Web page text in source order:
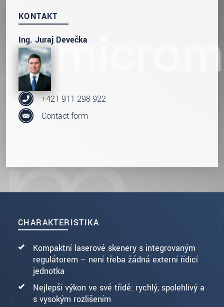
CHARAKTERISTIKA
Kompaktní laserové skenery s integrovaným
regulátorem – není třeba žádná externí řídicí
jednotka
Nejlepší výkon ve své třídě: rychlý, spolehlivý a
s vysokým rozlišením
KONTAKT
Ing. Juraj Devečka
+421 911 298 922
Contact form